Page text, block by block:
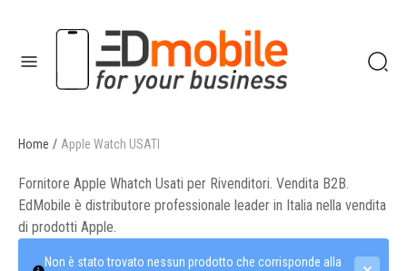
Home / Apple Watch USATI
Fornitore Apple Whatch Usati per Rivenditori. Vendita B2B.
EdMobile è distributore professionale leader in Italia nella vendita
di prodotti Apple.
Non è stato trovato nessun prodotto che corrisponde alla